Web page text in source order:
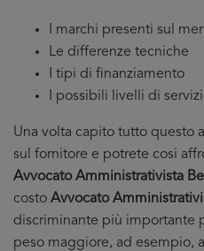
I marchi presenti sul
Le differenze tecniche
I tipi di finanziamento
I possibili livelli di
Una volta capito tutto questo
sul fornitore e potrete cosi
Avvocato Amministrativista
costo Avvocato
discriminante più importante
peso maggiore, ad esempio,